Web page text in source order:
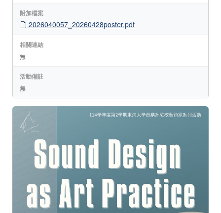
附加檔案
2026040057_20260428poster.pdf
相關連結
無
活動備註
無